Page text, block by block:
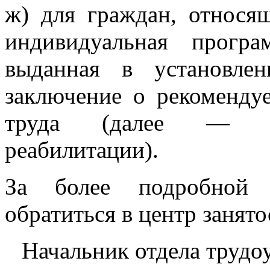
ж) для граждан,
индивидуальная
выданная в
заключение о
труда (далее —
реабилитации).
За более подробной
обратиться в центр
Начальник отдела